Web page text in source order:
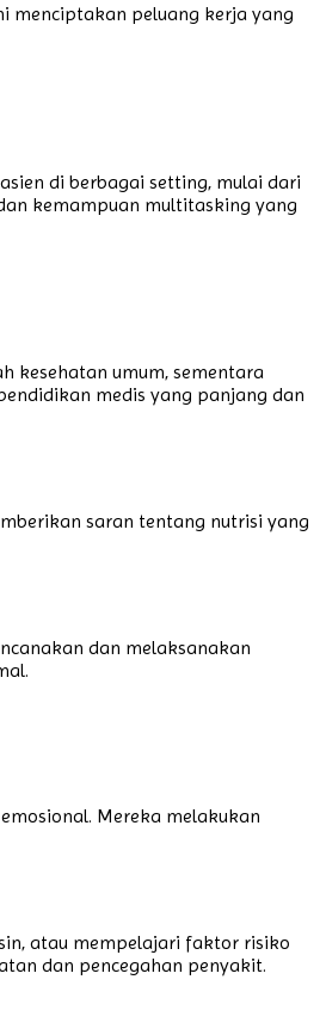
menciptakan peluang kerja yang
di berbagai setting, mulai dari
kemampuan multitasking yang
kesehatan umum, sementara
medis yang panjang dan
saran tentang nutrisi yang
dan melaksanakan
Mereka melakukan
atau mempelajari faktor risiko
dan pencegahan penyakit.